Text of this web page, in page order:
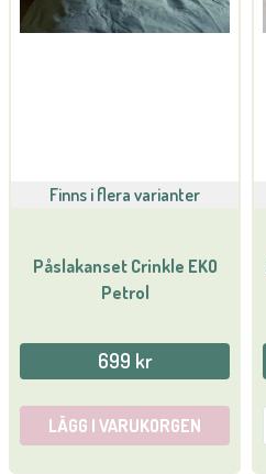
Finns i flera varianter
Påslakanset Crinkle EKO
Petrol
699 kr
LÄGG I VARUKORGEN